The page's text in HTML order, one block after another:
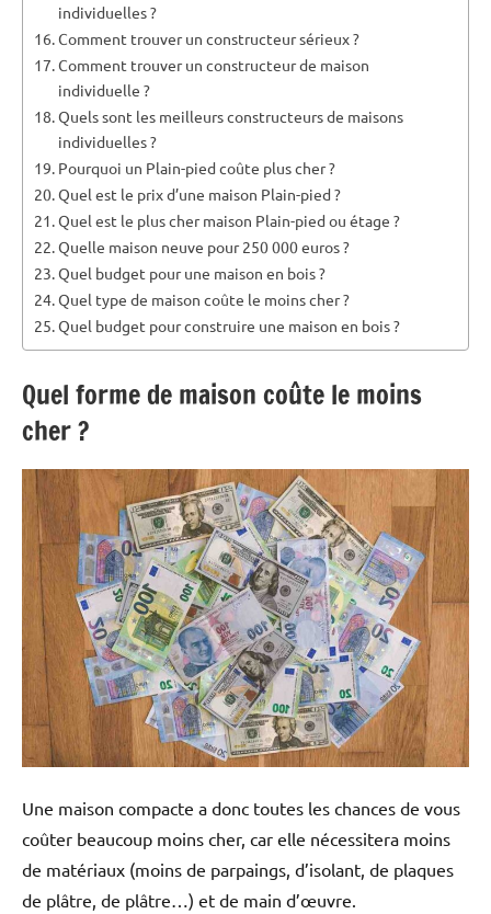
individuelles ?
Comment trouver un constructeur sérieux ?
Comment trouver un constructeur de maison
individuelle ?
Quels sont les meilleurs constructeurs de maisons
individuelles ?
Pourquoi un Plain-pied coûte plus cher ?
Quel est le prix d’une maison Plain-pied ?
Quel est le plus cher maison Plain-pied ou étage ?
Quelle maison neuve pour 250 000 euros ?
Quel budget pour une maison en bois ?
Quel type de maison coûte le moins cher ?
Quel budget pour construire une maison en bois ?
Quel forme de maison coûte le moins
cher ?
Une maison compacte a donc toutes les chances de vous
coûter beaucoup moins cher, car elle nécessitera moins
de matériaux (moins de parpaings, d’isolant, de plaques
de plâtre, de plâtre…) et de main d’œuvre.